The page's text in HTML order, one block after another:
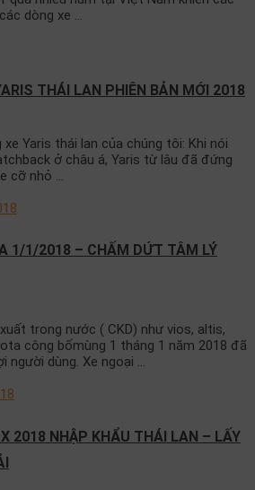
dòng xe …
THÁI LAN PHIÊN BẢN MỚI 2018
Yaris thái lan của chúng tôi: Khi nói
ở châu á, Yaris từ lâu đã đứng
cỡ nhỏ …
1/1/2018 – CHẤM DỨT TÂM LÝ
trong nước ( CKD) như vios, altis,
công bốmùng 1 tháng 1 năm 2018 đã
người dùng. Xe ngoại …
2018 NHẬP KHẨU THÁI LAN – LẤY